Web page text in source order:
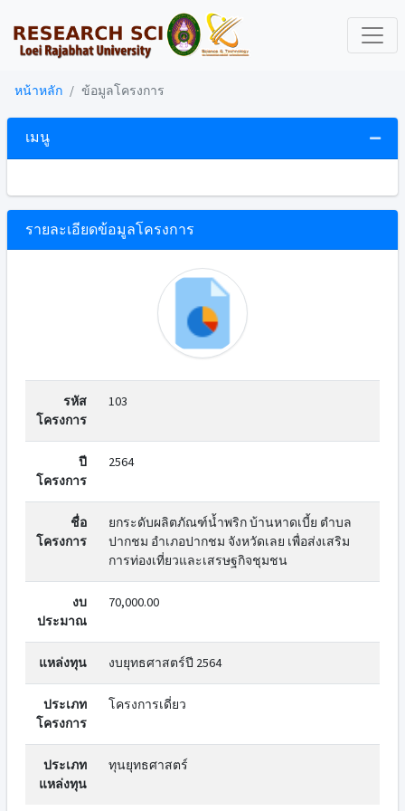
หน้าหลัก ข้อมูลโครงการ
เมนู
รายละเอียดข้อมูลโครงการ
รหัส
โครงการ
103
ปี
โครงการ
2564
ชื่อ
โครงการ
ยกระดับผลิตภัณฑ์น้ำพริก บ้านหาดเบี้ย ตำบล
ปากชม อำเภอปากชม จังหวัดเลย เพื่อส่งเสริม
การท่องเที่ยวและเสรษฐกิจชุมชน
งบ
ประมาณ
70,000.00
แหล่งทุน งบยุทธศาสตร์ปี 2564
ประเภท
โครงการ
โครงการเดี่ยว
ประเภท
แหล่งทุน
ทุนยุทธศาสตร์